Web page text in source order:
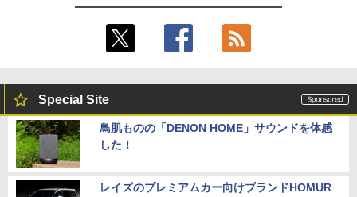
Special Site
鳥肌ものの「DENON HOME」サウンドを体感
した！
レイズのプレミアムカー向けブランドHOMUR